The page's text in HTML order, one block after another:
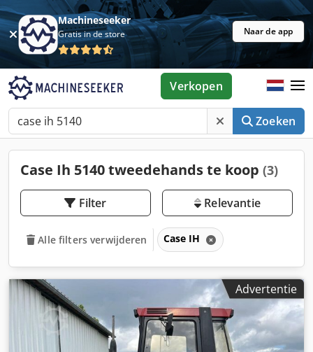
Machineseeker
Gratis in de store Naar de app
Zoeken
Verkopen
Case Ih 5140 tweedehands te koop (3)
Filter Relevantie
Alle filters verwijderen Case IH
Advertentie